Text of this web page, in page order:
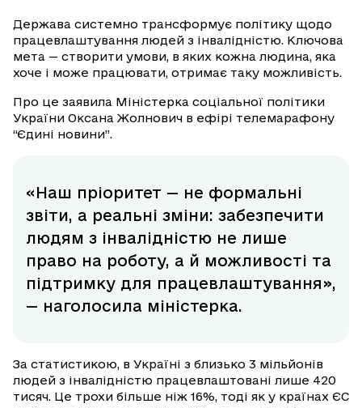
Держава системно трансформує політику щодо
працевлаштування людей з інвалідністю. Ключова
мета — створити умови, в яких кожна людина, яка
хоче і може працювати, отримає таку можливість.
Про це заявила Міністерка соціальної політики
України Оксана Жолнович в ефірі телемарафону
“Єдині новини”.
«Наш пріоритет — не формальні
звіти, а реальні зміни: забезпечити
людям з інвалідністю не лише
право на роботу, а й можливості та
підтримку для працевлаштування»,
— наголосила міністерка.
За статистикою, в Україні з близько 3 мільйонів
людей з інвалідністю працевлаштовані лише 420
тисяч. Це трохи більше ніж 16%, тоді як у країнах ЄС